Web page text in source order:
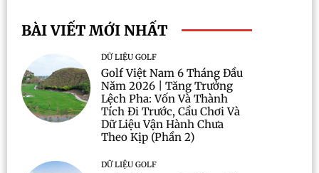
BÀI VIẾT MỚI NHẤT
DỮ LIỆU GOLF
Golf Việt Nam 6 Tháng Đầu
Năm 2026 | Tăng Trưởng
Lệch Pha: Vốn Và Thành
Tích Đi Trước, Cầu Chơi Và
Dữ Liệu Vận Hành Chưa
Theo Kịp (Phần 2)
DỮ LIỆU GOLF